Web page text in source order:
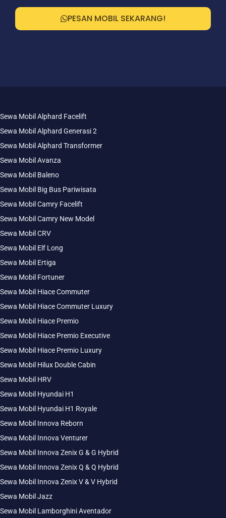
PESAN MOBIL SEKARANG!
Sewa Mobil Alphard Facelift
Sewa Mobil Alphard Generasi 2
Sewa Mobil Alphard Transformer
Sewa Mobil Avanza
Sewa Mobil Baleno
Sewa Mobil Big Bus Pariwisata
Sewa Mobil Camry Facelift
Sewa Mobil Camry New Model
Sewa Mobil CRV
Sewa Mobil Elf Long
Sewa Mobil Ertiga
Sewa Mobil Fortuner
Sewa Mobil Hiace Commuter
Sewa Mobil Hiace Commuter Luxury
Sewa Mobil Hiace Premio
Sewa Mobil Hiace Premio Executive
Sewa Mobil Hiace Premio Luxury
Sewa Mobil Hilux Double Cabin
Sewa Mobil HRV
Sewa Mobil Hyundai H1
Sewa Mobil Hyundai H1 Royale
Sewa Mobil Innova Reborn
Sewa Mobil Innova Venturer
Sewa Mobil Innova Zenix G & G Hybrid
Sewa Mobil Innova Zenix Q & Q Hybrid
Sewa Mobil Innova Zenix V & V Hybrid
Sewa Mobil Jazz
Sewa Mobil Lamborghini Aventador